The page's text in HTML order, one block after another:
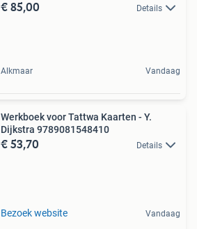
€ 85,00 Details
Alkmaar Vandaag
Werkboek voor Tattwa Kaarten - Y.
Dijkstra 9789081548410
€ 53,70 Details
Bezoek website Vandaag